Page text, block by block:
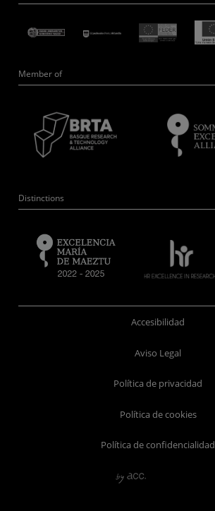
Member of
Distinctions
Accesibilidad
Aviso Legal
Política de privacidad
Política de cookies
Política de confidencialidad